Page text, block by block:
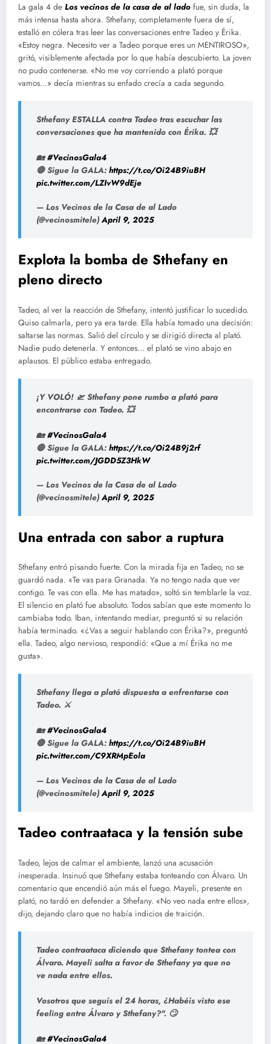
La gala 4 de Los vecinos de la casa de al lado fue, sin duda, la
más intensa hasta ahora. Sthefany, completamente fuera de sí,
estalló en cólera tras leer las conversaciones entre Tadeo y Érika.
«Estoy negra. Necesito ver a Tadeo porque eres un MENTIROSO»,
gritó, visiblemente afectada por lo que había descubierto. La joven
no pudo contenerse. «No me voy corriendo a plató porque
vamos…» decía mientras su enfado crecía a cada segundo.
Sthefany ESTALLA contra Tadeo tras escuchar las
conversaciones que ha mantenido con Érika. 💥
🏡#VecinosGala4
🔴 Sigue la GALA: https://t.co/Oi24B9iuBH
pic.twitter.com/LZIvW9dEje
— Los Vecinos de la Casa de al Lado
(@vecinosmitele)April 9, 2025
Explota la bomba de Sthefany en
pleno directo
Tadeo, al ver la reacción de Sthefany, intentó justificar lo sucedido.
Quiso calmarla, pero ya era tarde. Ella había tomado una decisión:
saltarse las normas. Salió del círculo y se dirigió directa al plató.
Nadie pudo detenerla. Y entonces… el plató se vino abajo en
aplausos. El público estaba entregado.
¡Y VOLÓ! 🛫 Sthefany pone rumbo a plató para
encontrarse con Tadeo. 💥
🏡#VecinosGala4
🔴 Sigue la GALA: https://t.co/Oi24B9j2rf
pic.twitter.com/JGDD5Z3HkW
— Los Vecinos de la Casa de al Lado
(@vecinosmitele)April 9, 2025
Una entrada con sabor a ruptura
Sthefany entró pisando fuerte. Con la mirada fija en Tadeo, no se
guardó nada. «Te vas para Granada. Ya no tengo nada que ver
contigo. Te vas con ella. Me has matado», soltó sin temblarle la voz.
El silencio en plató fue absoluto. Todos sabían que este momento lo
cambiaba todo. Iban, intentando mediar, preguntó si su relación
había terminado. «¿Vas a seguir hablando con Érika?», preguntó
ella. Tadeo, algo nervioso, respondió: «Que a mí Érika no me
gusta».
Sthefany llega a plató dispuesta a enfrentarse con
Tadeo. ⚔️
🏡#VecinosGala4
🔴 Sigue la GALA: https://t.co/Oi24B9iuBH
pic.twitter.com/C9XRMpEola
— Los Vecinos de la Casa de al Lado
(@vecinosmitele)April 9, 2025
Tadeo contraataca y la tensión sube
Tadeo, lejos de calmar el ambiente, lanzó una acusación
inesperada. Insinuó que Sthefany estaba tonteando con Álvaro. Un
comentario que encendió aún más el fuego. Mayeli, presente en
plató, no tardó en defender a Sthefany. «No veo nada entre ellos»,
dijo, dejando claro que no había indicios de traición.
Tadeo contraataca diciendo que Sthefany tontea con
Álvaro. Mayeli salta a favor de Sthefany ya que no
ve nada entre ellos.
Vosotros que seguís el 24 horas, ¿Habéis visto ese
feeling entre Álvaro y Sthefany?". 🙄
🏡#VecinosGala4